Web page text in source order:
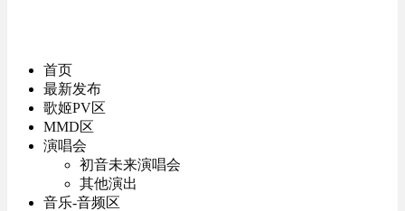
首页
最新发布
歌姬PV区
MMD区
演唱会
初音未来演唱会
其他演出
音乐-音频区